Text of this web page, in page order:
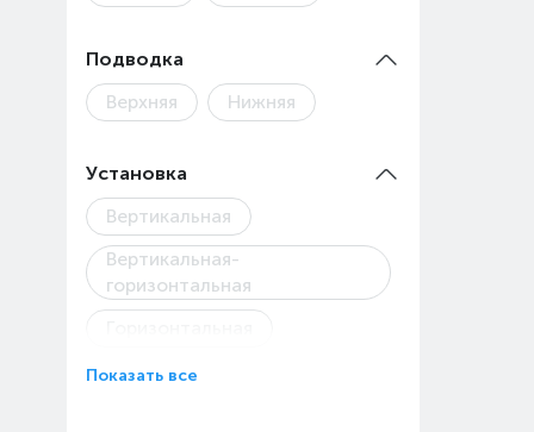
Подводка
Верхняя
Нижняя
Установка
Вертикальная
Вертикальная-
горизонтальная
Показать все